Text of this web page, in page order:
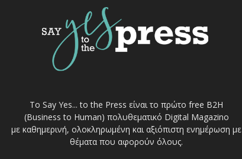
Το Say Yes... to the Press είναι το πρώτο free Β2Η
(Business to Human) πολυθεματικό Digital Magazino
με καθημερινή, ολοκληρωμένη και αξιόπιστη ενημέρωση με
θέματα που αφορούν όλους.